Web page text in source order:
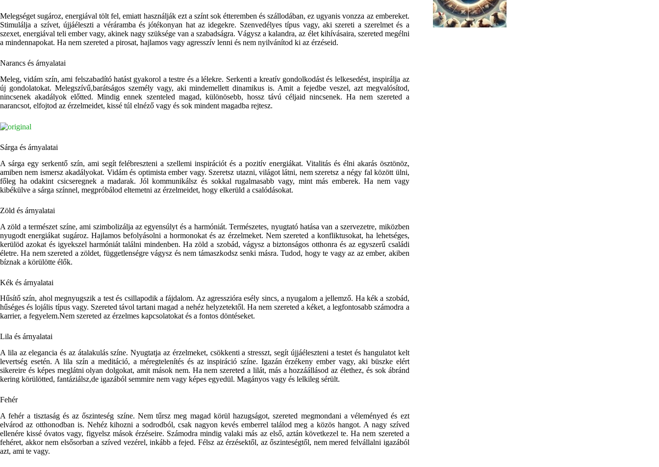
Melegséget sugároz, energiával tölt fel, emiatt használják ezt a színt sok étteremben és szállodában, ez ugyanis vonzza az embereket.
Stimulálja a szívet, újjáéleszti a véráramba és jótékonyan hat az idegekre. Szenvedélyes típus vagy, aki szereti a szerelmet és a
szexet, energiával teli ember vagy, akinek nagy szüksége van a szabadságra. Vágysz a kalandra, az élet kihívásaira, szereted megélni
a mindennapokat. Ha nem szereted a pirosat, hajlamos vagy agresszív lenni és nem nyilvánítod ki az érzéseid.
Narancs és árnyalatai
Meleg, vidám szín, ami felszabadító hatást gyakorol a testre és a lélekre. Serkenti a kreatív gondolkodást és lelkesedést, inspirálja az
új gondolatokat. Melegszívű,barátságos személy vagy, aki mindemellett dinamikus is. Amit a fejedbe veszel, azt megvalósítod,
nincsenek akadályok előtted. Mindig ennek szenteled magad, különösebb, hossz távú céljaid nincsenek. Ha nem szereted a
narancsot, elfojtod az érzelmeidet, kissé túl elnéző vagy és sok mindent magadba rejtesz.
Sárga és árnyalatai
A sárga egy serkentő szín, ami segít felébreszteni a szellemi inspirációt és a pozitív energiákat. Vitalitás és élni akarás ösztönöz,
amiben nem ismersz akadályokat. Vidám és optimista ember vagy. Szeretsz utazni, világot látni, nem szeretsz a négy fal között ülni,
főleg ha odakint csicseregnek a madarak. Jól kommunikálsz és sokkal rugalmasabb vagy, mint más emberek. Ha nem vagy
kibékülve a sárga színnel, megpróbálod eltemetni az érzelmeidet, hogy elkerüld a csalódásokat.
Zöld és árnyalatai
A zöld a természet színe, ami szimbolizálja az egyensúlyt és a harmóniát. Természetes, nyugtató hatása van a szervezetre, miközben
nyugodt energiákat sugároz. Hajlamos befolyásolni a hormonokat és az érzelmeket. Nem szereted a konfliktusokat, ha lehetséges,
kerülöd azokat és igyekszel harmóniát találni mindenben. Ha zöld a szobád, vágysz a biztonságos otthonra és az egyszerű családi
életre. Ha nem szereted a zöldet, függetlenségre vágysz és nem támaszkodsz senki másra. Tudod, hogy te vagy az az ember, akiben
bíznak a körülötte élők.
Kék és árnyalatai
Hűsítő szín, ahol megnyugszik a test és csillapodik a fájdalom. Az agresszióra esély sincs, a nyugalom a jellemző. Ha kék a szobád,
hűséges és lojális típus vagy. Szereted távol tartani magad a nehéz helyzetektől. Ha nem szereted a kéket, a legfontosabb számodra a
karrier, a fegyelem.Nem szereted az érzelmes kapcsolatokat és a fontos döntéseket.
Lila és árnyalatai
A lila az elegancia és az átalakulás színe. Nyugtatja az érzelmeket, csökkenti a stresszt, segít újjáéleszteni a testet és hangulatot kelt
levertség esetén. A lila szín a meditáció, a méregtelenítés és az inspiráció színe. Igazán érzékeny ember vagy, aki büszke elért
sikereire és képes meglátni olyan dolgokat, amit mások nem. Ha nem szereted a lilát, más a hozzáállásod az élethez, és sok ábránd
kering körülötted, fantáziálsz,de igazából semmire nem vagy képes egyedül. Magányos vagy és lelkileg sérült.
Fehér
A fehér a tisztaság és az őszinteség színe. Nem tűrsz meg magad körül hazugságot, szereted megmondani a véleményed és ezt
elvárod az otthonodban is. Nehéz kihozni a sodrodból, csak nagyon kevés emberrel találod meg a közös hangot. A nagy szíved
ellenére kissé óvatos vagy, figyelsz mások érzéseire. Számodra mindig valaki más az első, aztán következel te. Ha nem szereted a
fehéret, akkor nem elsősorban a szíved vezérel, inkább a fejed. Félsz az érzésektől, az őszinteségtől, nem mered felvállalni igazából
azt, ami te vagy.